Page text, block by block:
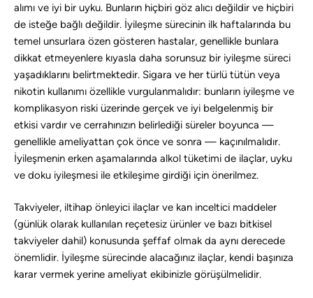
alımı ve iyi bir uyku. Bunların hiçbiri göz alıcı değildir ve hiçbiri
de isteğe bağlı değildir. İyileşme sürecinin ilk haftalarında bu
temel unsurlara özen gösteren hastalar, genellikle bunlara
dikkat etmeyenlere kıyasla daha sorunsuz bir iyileşme süreci
yaşadıklarını belirtmektedir. Sigara ve her türlü tütün veya
nikotin kullanımı özellikle vurgulanmalıdır: bunların iyileşme ve
komplikasyon riski üzerinde gerçek ve iyi belgelenmiş bir
etkisi vardır ve cerrahınızın belirlediği süreler boyunca —
genellikle ameliyattan çok önce ve sonra — kaçınılmalıdır.
İyileşmenin erken aşamalarında alkol tüketimi de ilaçlar, uyku
ve doku iyileşmesi ile etkileşime girdiği için önerilmez.
Takviyeler, iltihap önleyici ilaçlar ve kan inceltici maddeler
(günlük olarak kullanılan reçetesiz ürünler ve bazı bitkisel
takviyeler dahil) konusunda şeffaf olmak da aynı derecede
önemlidir. İyileşme sürecinde alacağınız ilaçlar, kendi başınıza
karar vermek yerine ameliyat ekibinizle görüşülmelidir.